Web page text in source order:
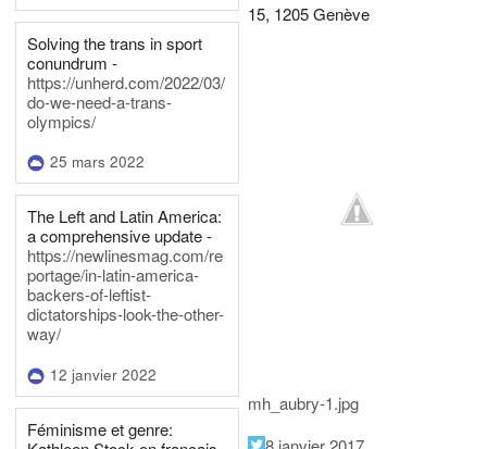
Solving the trans in sport
conundrum -
https://unherd.com/2022/03/
do-we-need-a-trans-
olympics/
25 mars 2022
The Left and Latin America:
a comprehensive update -
https://newlinesmag.com/re
portage/in-latin-america-
backers-of-leftist-
dictatorships-look-the-other-
way/
12 janvier 2022
Féminisme et genre:
15, 1205 Genève
mh_aubry-1.jpg